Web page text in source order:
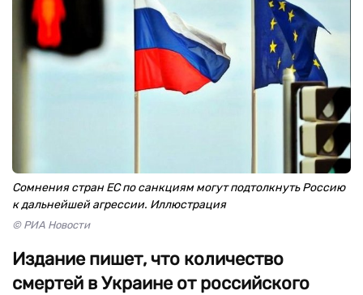
Сомнения стран ЕС по санкциям могут подтолкнуть Россию
к дальнейшей агрессии. Иллюстрация
© РИА Новости
Издание пишет, что количество
смертей в Украине от российского